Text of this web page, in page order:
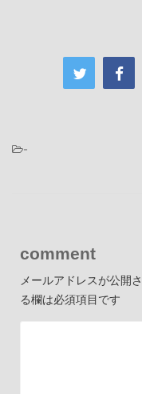
-
comment
メールアドレスが公開
る欄は必須項目です